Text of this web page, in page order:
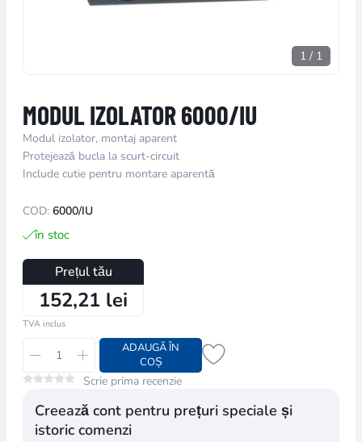
1 / 1
MODUL IZOLATOR 6000/IU
Modul izolator, montaj aparent
Protejează bucla la scurt-circuit
Include cutie pentru montare aparentă
COD: 6000/IU
în stoc
Prețul tău
152,21 lei
TVA inclus
ADAUGĂ ÎN
COȘ
Scrie prima recenzie
Creează cont pentru prețuri speciale și
istoric comenzi